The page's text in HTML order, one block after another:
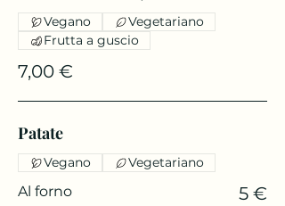
7,00 €
Vegano
Vegetariano
Frutta a guscio
Patate
Al forno 5 €
Vegano Vegetariano